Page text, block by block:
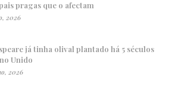
pragas que o afectam
2026
já tinha olival plantado há 5 séculos
Unido
2026